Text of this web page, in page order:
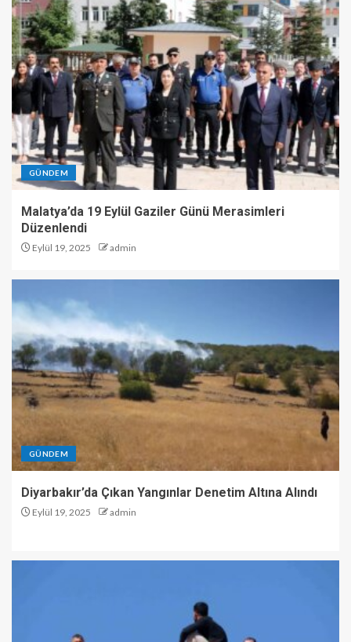
GÜNDEM
Malatya’da 19 Eylül Gaziler Günü Merasimleri
Düzenlendi
Eylül 19, 2025 admin
GÜNDEM
Diyarbakır’da Çıkan Yangınlar Denetim Altına Alındı
Eylül 19, 2025 admin